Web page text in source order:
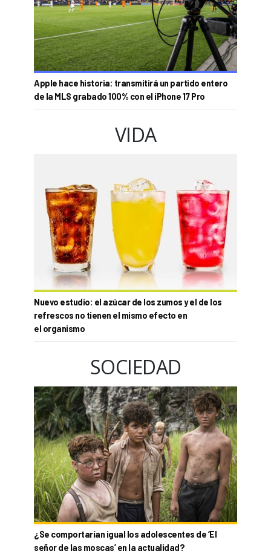
Apple hace historia: transmitirá un partido entero
de la MLS grabado 100% con el iPhone 17 Pro
VIDA
Nuevo estudio: el azúcar de los zumos y el de los
refrescos no tienen el mismo efecto en
el organismo
SOCIEDAD
¿Se comportarían igual los adolescentes de ‘El
señor de las moscas’ en la actualidad?